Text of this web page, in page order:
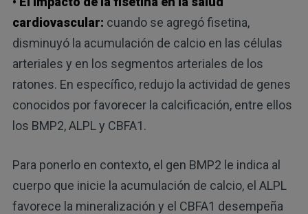
cardiovascular: cuando se agregó fisetina,
disminuyó la acumulación de calcio en las células
arteriales y en los segmentos arteriales de los
ratones. En específico, redujo la actividad de genes
conocidos por favorecer la calcificación, entre ellos
los BMP2, ALPL y CBFA1.
Para ponerlo en contexto, el gen BMP2 le indica al
cuerpo que inicie la acumulación de calcio, el ALPL
favorece la mineralización y el CBFA1 desempeña